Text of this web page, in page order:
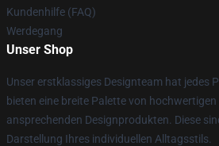
Kundenhilfe (FAQ)
Werdegang
Unser Shop
Unser erstklassiges Designteam hat jedes
bieten eine breite Palette von
ansprechenden Designprodukten. Diese
Darstellung Ihres individuellen Alltagsstils.